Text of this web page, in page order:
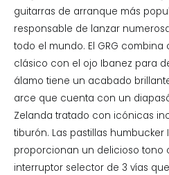
guitarras de arranque más
responsable de lanzar
todo el mundo. El GRG
clásico con el ojo Ibanez para
álamo tiene un acabado
arce que cuenta con un
Zelanda tratado con icónicas
tiburón. Las pastillas
proporcionan un delicioso tono
interruptor selector de 3 vías